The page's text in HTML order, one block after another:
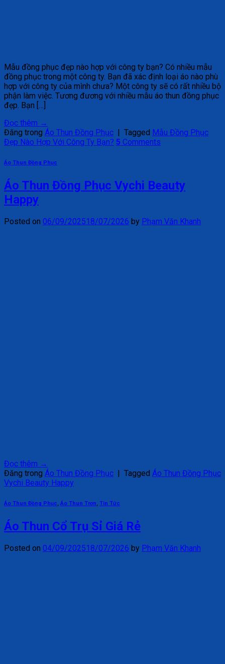
Mẫu đồng phục đẹp nào hợp với công ty bạn? Có nhiều mẫu
đồng phục trong một công ty. Bạn đã xác định loại áo nào phù
hợp với công ty của mình chưa? Một công ty sẽ có rất nhiều bộ
phận làm việc. Tương đương với nhiều mẫu áo thun đồng phục
đẹp. Bạn […]
Đọc thêm →
Đăng trong Áo Thun Đồng Phục | Tagged Mẫu Đồng Phục
Đẹp Nào Hợp Với Công Ty Bạn? 5 Comments
Áo Thun Đồng Phục
Áo Thun Đồng Phục Vychi Beauty
Happy
Posted on 06/09/202518/07/2026 by Phạm Văn Khanh
Đọc thêm →
Đăng trong Áo Thun Đồng Phục | Tagged Áo Thun Đồng Phục
Vychi Beauty Happy
Áo Thun Đồng Phục, Áo Thun Trơn, Tin Tức
Áo Thun Cổ Trụ Sỉ Giá Rẻ
Posted on 04/09/202518/07/2026 by Phạm Văn Khanh